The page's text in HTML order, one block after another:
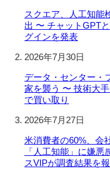
スクエア、人工知能
出 〜 チャットGPT
グインを発表
2026年7月30日
データ・センター・
家を襲う 〜 技術大
で買い取り
2026年7月27日
米消費者の60%、会
「人工知能」に嫌悪
スVIPが調査結果を